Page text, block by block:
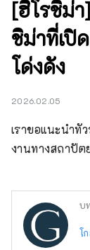
[ฮิโรชิม่า
ชิม่าที่เปิ
โด่งดัง
2026.02.05
เราขอแนะนำทั
งานทางสถาปัต
บ
โ